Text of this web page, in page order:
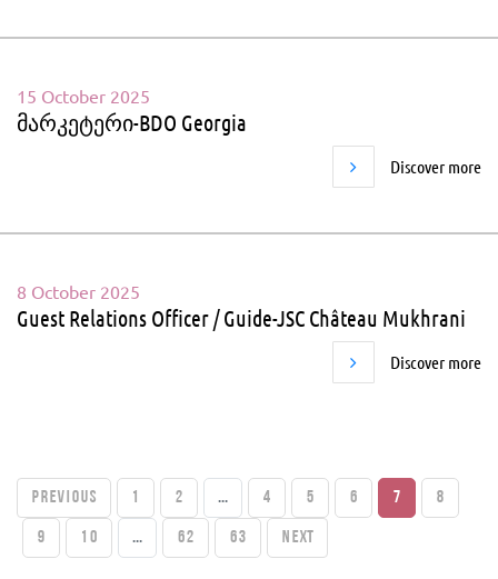
15 October 2025
მარკეტერი-BDO Georgia
Discover more
8 October 2025
Guest Relations Officer / Guide-JSC Château Mukhrani
Discover more
PREVIOUS 1 2 ... 4 5 6 7 8
9 10 ... 62 63 Next